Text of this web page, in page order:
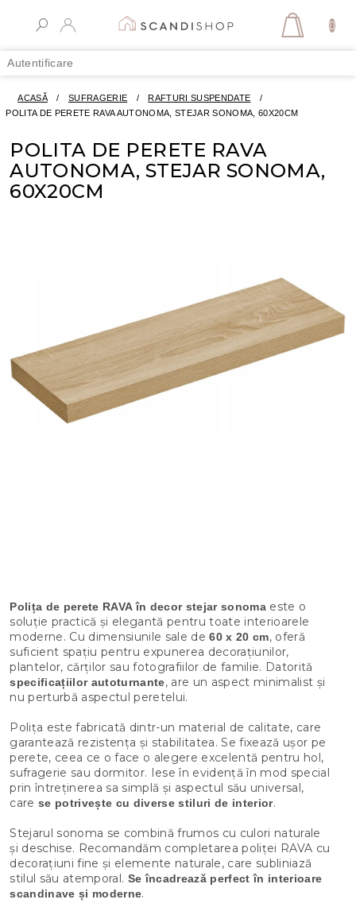
conținut
Autentificare
COŞ
ACASĂ / SUFRAGERIE / RAFTURI SUSPENDATE
/
POLITA DE PERETE RAVA AUTONOMA, STEJAR SONOMA, 60X20CM
POLITA DE PERETE RAVA
AUTONOMA, STEJAR SONOMA,
60X20CM
Polița de perete RAVA în decor stejar sonomaeste o
soluție practică și elegantă pentru toate interioarele
moderne. Cu dimensiunile sale de60 x 20 cm, oferă
suficient spațiu pentru expunerea decorațiunilor,
plantelor, cărților sau fotografiilor de familie. Datorită
specificațiilor autoturnante, are un aspect minimalist și
nu perturbă aspectul peretelui.
Polița este fabricată dintr-un material de calitate, care
garantează rezistența și stabilitatea. Se fixează ușor pe
perete, ceea ce o face o alegere excelentă pentru hol,
sufragerie sau dormitor. Iese în evidență în mod special
prin întreținerea sa simplă și aspectul său universal,
care se potrivește cu diverse stiluri de interior.
Stejarul sonoma se combină frumos cu culori naturale
și deschise. Recomandăm completarea poliței RAVA cu
decorațiuni fine și elemente naturale, care subliniază
stilul său atemporal. Se încadrează perfect în interioare
scandinave și moderne.